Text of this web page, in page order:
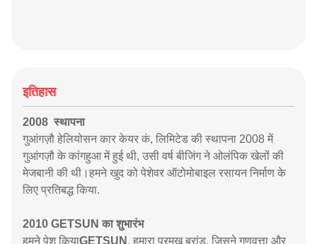
इतिहास
2008 ️ स्थापना
गुआंगज़ौ हेलियोसन कार केयर कं, लिमिटेड की स्थापना 2008 में
गुआंगज़ौ के कांगहुआ में हुई थी, उसी वर्ष बीजिंग ने ओलंपिक खेलों की
मेजबानी की थी।हमने खुद को पेशेवर ऑटोमोबाइल रसायन निर्माण के
लिए प्रतिबद्ध किया.
2010 GETSUN का शुभारंभ
हमने पेश कियाGETSUN , हमारा प्रमुख ब्रांड, जिसने गुणवत्ता और